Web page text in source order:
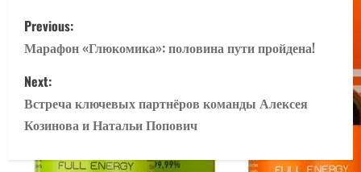
P
o
s
t
n
Previous:
Марафон «Глюкомика»: половина пути пройдена!
Next:
Встреча ключевых партнёров команды Алексея
Козинова и Натальи Попович